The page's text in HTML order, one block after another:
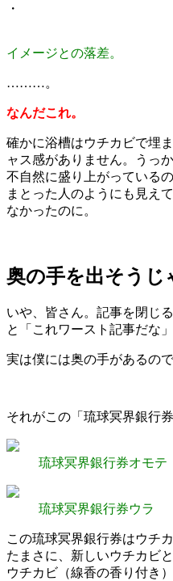
・
イメージとの落差。
………。
なんだこれ。
確かに浴槽はウチカビで埋
ャス感がありません。うっ
不自然に盛り上がっている
まとった人のようにも見え
なかったのに。
奥の手を出そうじ
いや、皆さん。記事を閉じ
と「これワースト記事だな
実は僕には奥の手があるので
それがこの「琉球冥界銀行券
琉球冥界銀行券オモテ
琉球冥界銀行券ウラ
この琉球冥界銀行券はウチ
たまさに、新しいウチカビ
ウチカビ（線香の香り付き